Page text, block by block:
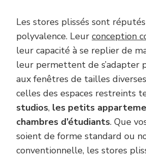
Les stores plissés sont
polyvalence. Leur conception
leur capacité à se replier de
leur permettent de s’adapter
aux fenêtres de tailles
celles des espaces restreints
studios, les petits
chambres d’étudiants. Que
soient de forme standard ou
conventionnelle, les stores